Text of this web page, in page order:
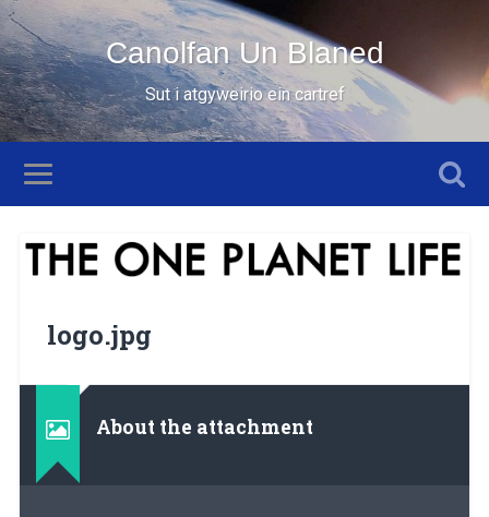
Canolfan Un Blaned
Sut i atgyweirio ein cartref
logo.jpg
About the attachment